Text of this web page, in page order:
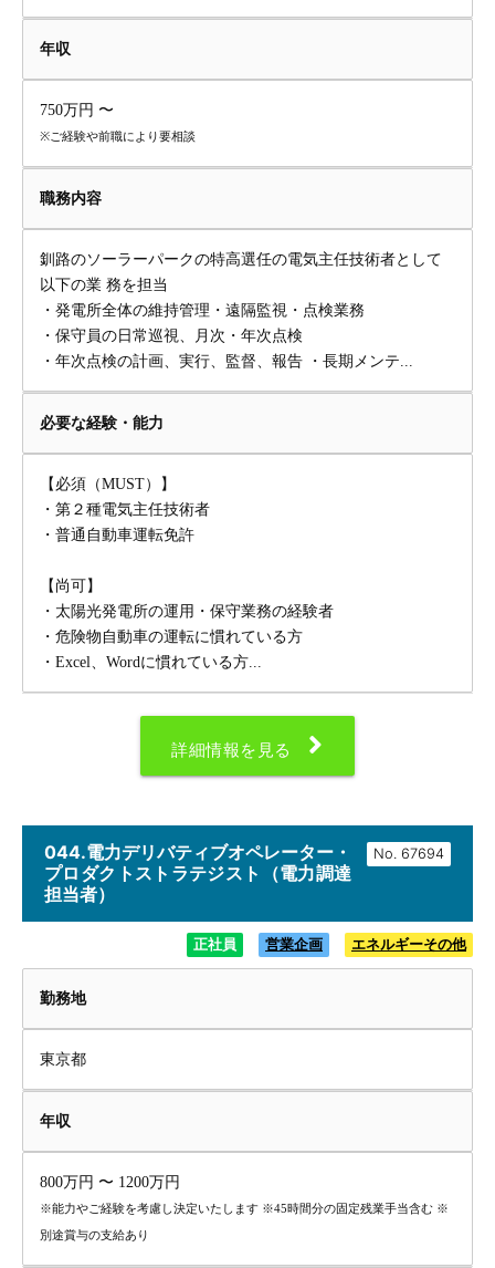
年収
750万円 〜
※ご経験や前職により要相談
職務内容
釧路のソーラーパークの特高選任の電気主任技術者として
以下の業 務を担当
・発電所全体の維持管理・遠隔監視・点検業務
・保守員の日常巡視、月次・年次点検
・年次点検の計画、実行、監督、報告 ・長期メンテ...
必要な経験・能力
【必須（MUST）】
・第２種電気主任技術者
・普通自動車運転免許
【尚可】
・太陽光発電所の運用・保守業務の経験者
・危険物自動車の運転に慣れている方
・Excel、Wordに慣れている方...
詳細情報を見る
No.
044.電力デリバティブオペレーター・
プロダクトストラテジスト（電力調達
担当者）
正社員 営業企画 エネルギーその他
勤務地
東京都
年収
800万円 〜 1200万円
※能力やご経験を考慮し決定いたします ※45時間分の固定残業手当含む ※
別途賞与の支給あり